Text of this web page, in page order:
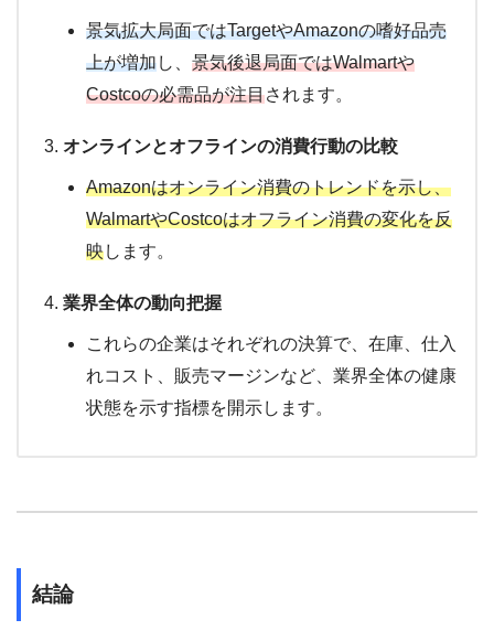
景気拡大局面ではTargetやAmazonの嗜好品売
上が増加し、 景気後退局面ではWalmartや
Costcoの必需品が注目されます。
オンラインとオフラインの消費行動の比較
Amazonはオンライン消費のトレンドを示し、
WalmartやCostcoはオフライン消費の変化を反
映します。
業界全体の動向把握
これらの企業はそれぞれの決算で、在庫、仕入
れコスト、販売マージンなど、業界全体の健康
状態を示す指標を開示します。
結論